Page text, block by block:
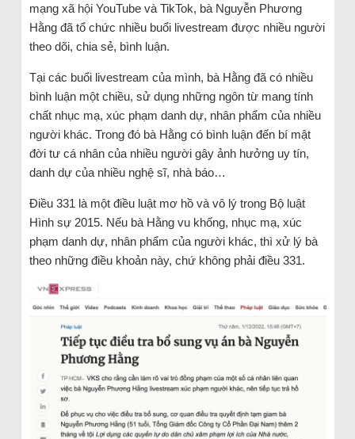
mạng xã hội YouTube và TikTok, bà Nguyễn Phương
Hằng đã tổ chức nhiều buổi livestream được nhiều người
theo dõi, chia sẻ, bình luận.
Tại các buổi livestream của mình, bà Hằng đã có nhiều
bình luận một chiều, sử dụng những ngôn từ mang tính
chất nhục mạ, xúc phạm danh dự, nhân phẩm của nhiều
người khác. Trong đó bà Hằng có bình luận đến bí mật
đời tư cá nhân của nhiều người gây ảnh hưởng uy tín,
danh dự của nhiều nghệ sĩ, nhà báo…
Điều 331 là một điều luật mơ hồ và vô lý trong Bộ luật
Hình sự 2015. Nếu bà Hằng vu khống, nhục mạ, xúc
phạm danh dự, nhân phẩm của người khác, thì xử lý bà
theo những điều khoản này, chứ không phải điều 331.